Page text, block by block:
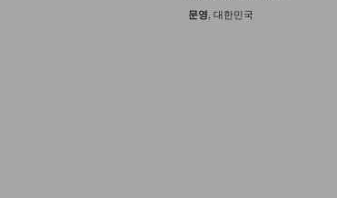
문영 , 대한민국